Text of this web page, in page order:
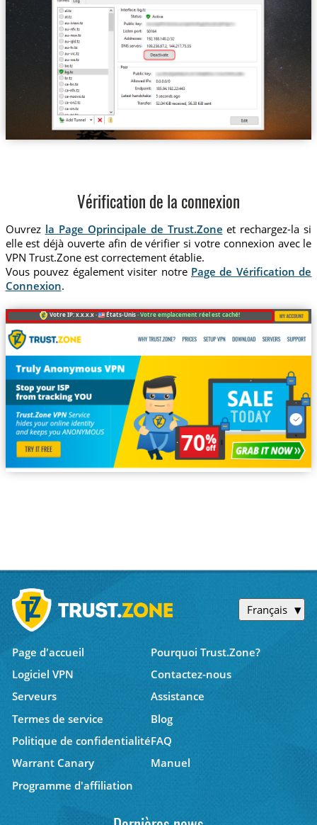
Vérification de la connexion
Ouvrez la Page Oprincipale de Trust.Zone et rechargez-la si
elle est déjà ouverte afin de vérifier si votre connexion avec le
VPN Trust.Zone est correctement établie.
Vous pouvez également visiter notre Page de Vérification de
Connexion.
Votre IP: x.x.x.x · États-Unis ·Votre emplacement réel est caché!
Français
Page d'accueil
Pourquoi Trust.Zone?
Logiciel VPN
Contactez-nous
Serveurs
Assistance
Termes de service
Blog
Politique de confidentialitéFAQ
Warrant Canary
Manuel
Programme d'affiliation